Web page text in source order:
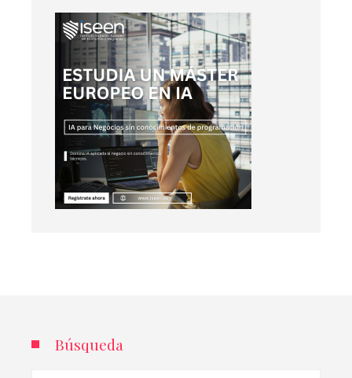
Búsqueda